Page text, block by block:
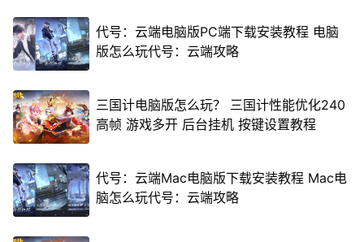
代号：云端电脑版PC端下载安装教程 电脑
版怎么玩代号：云端攻略
三国计电脑版怎么玩？ 三国计性能优化240
高帧 游戏多开 后台挂机 按键设置教程
代号：云端Mac电脑版下载安装教程 Mac电
脑怎么玩代号：云端攻略